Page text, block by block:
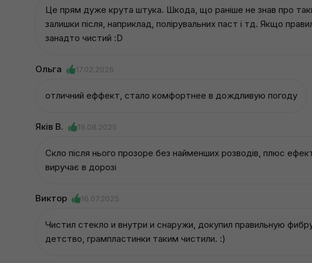
Це прям дуже крута штука. Шкода, що раніше не знав про
залишки після, наприклад, полірувальних паст і тд. Якщо
занадто чистий :D
Ольга 17.02.2026
отличний еффект, стало комфортнее в дождливую погоду
Яків В. 19.08.2025
Скло після нього прозоре без найменших розводів, плюс
виручає в дорозі
Виктор 16.07.2025
Чистил стекло и внутри и снаружи, докупил правильную
детство, грампластинки таким чистили. :)